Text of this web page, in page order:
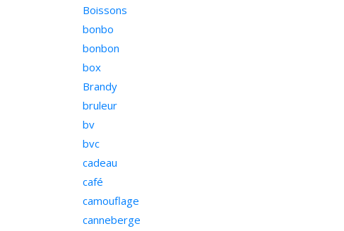
Boissons
bonbo
bonbon
box
Brandy
bruleur
bv
bvc
cadeau
café
camouflage
canneberge